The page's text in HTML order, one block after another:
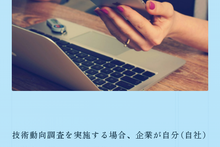
技術動向調査を実施する場合、企業が自分（自社）